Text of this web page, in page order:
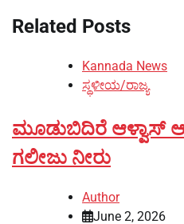
Related Posts
Kannada News
ಸ್ಥಳೀಯ/ರಾಜ್ಯ
ಮೂಡುಬಿದಿರೆ ಆಳ್ವಾಸ್
ಗಲೀಜು ನೀರು
Author
June 2, 2026